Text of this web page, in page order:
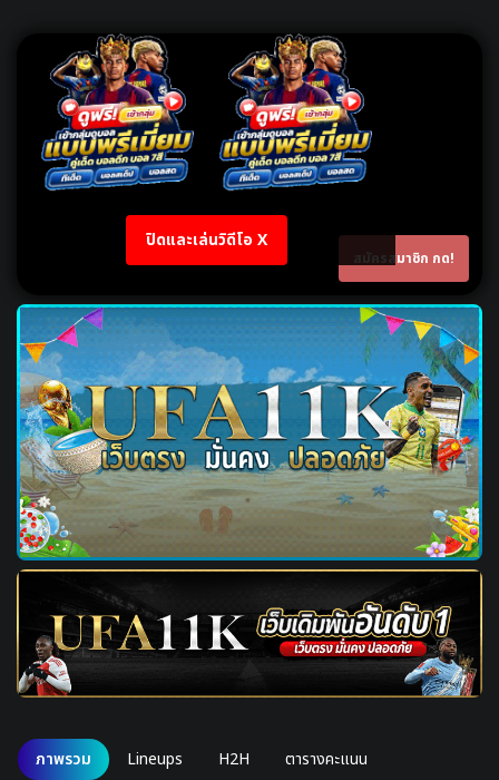
ปิดและเล่นวิดีโอ X
สมัครสมาชิก กด!
ภาพรวม Lineups H2H ตารางคะแนน